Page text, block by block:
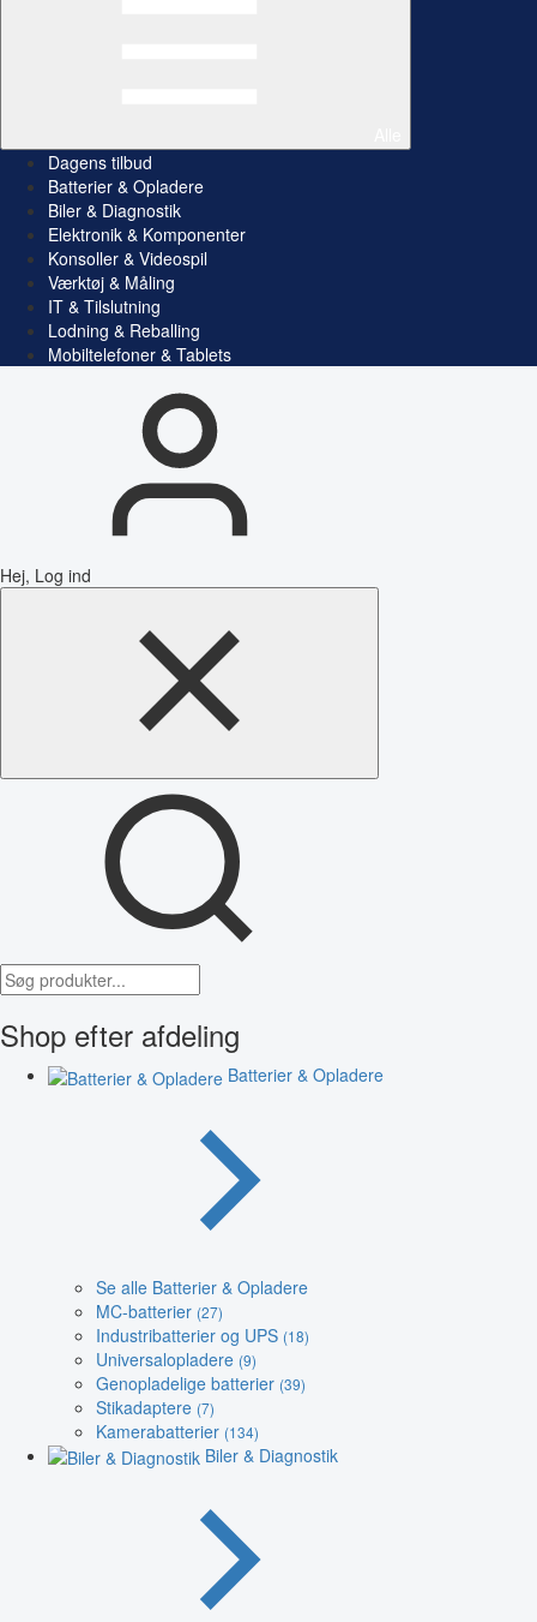
Dagens tilbud
Batterier & Opladere
Biler & Diagnostik
Elektronik & Komponenter
Konsoller & Videospil
Værktøj & Måling
IT & Tilslutning
Lodning & Reballing
Mobiltelefoner & Tablets
Hej, Log ind
Shop efter afdeling
Batterier & Opladere
Se alle Batterier & Opladere
MC-batterier (27)
Industribatterier og UPS (18)
Universalopladere (9)
Genopladelige batterier (39)
Stikadaptere (7)
Kamerabatterier (134)
Biler & Diagnostik